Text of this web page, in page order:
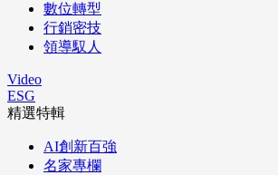
數位轉型
行銷密技
領導馭人
Video
ESG
精選特輯
AI創新百強
名家專欄